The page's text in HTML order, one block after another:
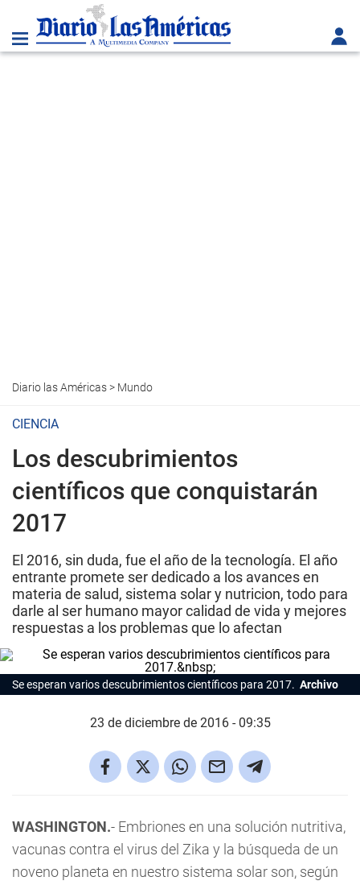
Diario las Américas> Mundo
CIENCIA
Los descubrimientos
científicos que conquistarán
2017
El 2016, sin duda, fue el año de la tecnología. El año
entrante promete ser dedicado a los avances en
materia de salud, sistema solar y nutricion, todo para
darle al ser humano mayor calidad de vida y mejores
respuestas a los problemas que lo afectan
Se esperan varios descubrimientos científicos para 2017. Archivo
23 de diciembre de 2016 - 09:35
WASHINGTON.- Embriones en una solución nutritiva,
vacunas contra el virus del Zika y la búsqueda de un
noveno planeta en nuestro sistema solar son, según